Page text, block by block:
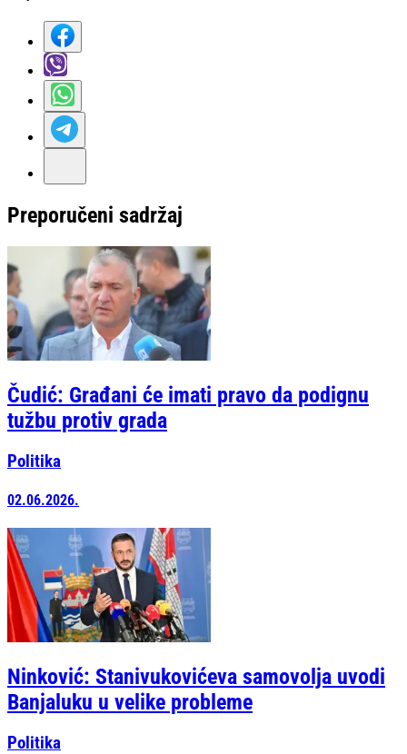
Preporučeni sadržaj
Čudić: Građani će imati pravo da podignu
tužbu protiv grada
Politika
02.06.2026.
Ninković: Stanivukovićeva samovolja uvodi
Banjaluku u velike probleme
Politika